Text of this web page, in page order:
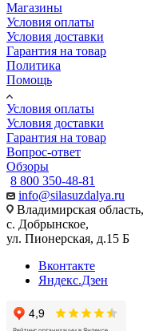
Магазины
Условия оплаты
Условия доставки
Гарантия на товар
Политика
Помощь
Условия оплаты
Условия доставки
Гарантия на товар
Вопрос-ответ
Обзоры
8 800 350-48-81
info@silasuzdalya.ru
Владимирская область,
с. Добрынское,
ул. Пионерская, д.15 Б
Вконтакте
Яндекс.Дзен